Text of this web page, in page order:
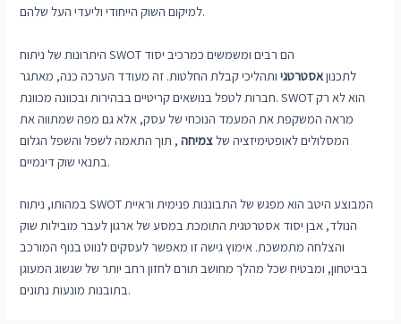
למיקום השוק הייחודי וליעדי העל שלהם.
היתרונות של ניתוח SWOT הם רבים ומשמשים כמרכיב יסוד
לתכנוןאסטרטגיותהליכי קבלת החלטות. זה מעודד הערכה כנה, מאתגר
חברות לטפל בנושאים קריטיים בבהירות ובכוונה מכוונת. SWOT הוא לא רק
מראה המשקפת את המעמד הנוכחי של עסק, אלא גם מפה שמתווה את
המסלולים לאופטימיזציה שלצמיחה, תוך התאמה לשפל והשפל הגלום
בתנאי שוק דינמיים.
במהותו, ניתוח SWOT המבוצע היטב הוא מפגש של התבוננות פנימית וראיית
הנולד, אבן יסוד אסטרטגית התומכת במסע של ארגון לעבר מובילות שוק
והצלחה מתמשכת. אימוץ גישה זו מאפשר לעסקים לנווט בנוף המורכב
בביטחון, ומבטיח שכל מהלך מחושב תורם לחזון רחב יותר של שגשוג המעוגן
בתובנות מונעות נתונים.